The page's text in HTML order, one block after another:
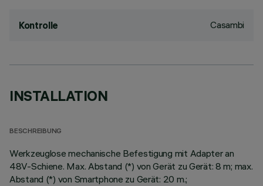
Kontrolle Casambi
INSTALLATION
BESCHREIBUNG
Werkzeuglose mechanische Befestigung mit Adapter an
48V-Schiene. Max. Abstand (*) von Gerät zu Gerät: 8 m; max.
Abstand (*) von Smartphone zu Gerät: 20 m.;